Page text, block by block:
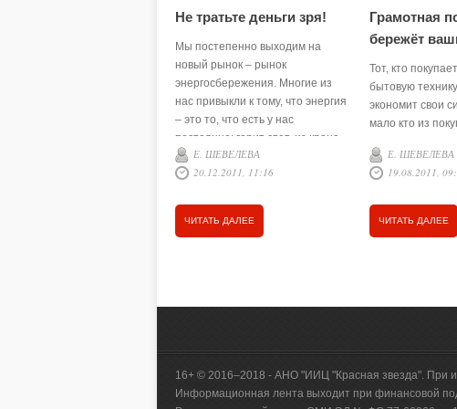
Не тратьте деньги зря!
Мы постепенно выходим на
новый рынок – рынок
энергосбережения. Многие из
нас привыкли к тому, что энергия
– это то, что есть у нас
постоянно: горит свет, из крана
течёт вода, в доме тепло. Однако
…
Е. ШЕВЕЛЕВА
20.12.2011, 11:16
ЧИТАТЬ ДАЛЕЕ
Грамотная
бережёт
Тот, кто
бытовую
экономит свои
мало кто из
можно ещё и
на
Е. ШЕВЕЛЕВА
19.08.2011,
ЧИТАТЬ ДАЛЕЕ
16+ © 2016–2018 - АНО "ИИЦ "Красная звезда". При
Информационная лента выходит при финансовой